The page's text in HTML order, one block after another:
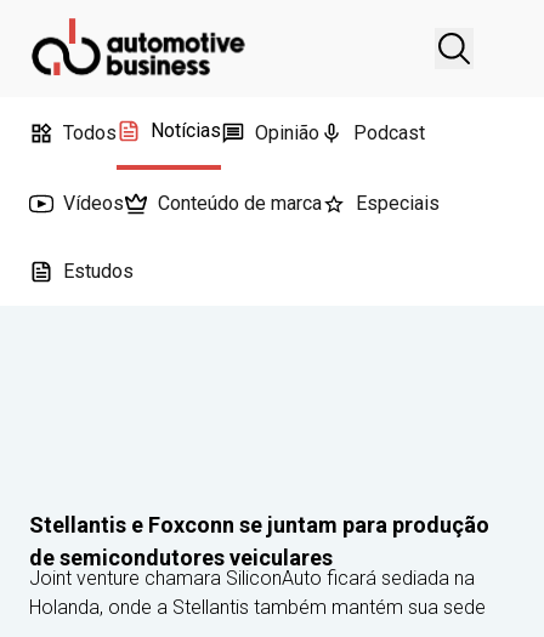
Todos Notícias Opinião Podcast
Vídeos Conteúdo de marca Especiais
Estudos
Stellantis e Foxconn se juntam para produção
de semicondutores veiculares
Joint venture chamara SiliconAuto ficará sediada na
Holanda, onde a Stellantis também mantém sua sede